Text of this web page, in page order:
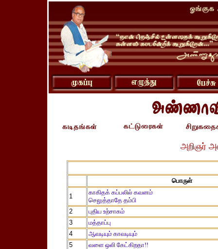
அறிஞர்
பொருள்
1
காகிதக் கப்பலில் கவனம்
செலுத்தாதே தம்பி
2
புதிய உற்சாகம்
3
மத்தாப்பு
4
ஆவடியும் காவடியும்
5
வளை ஒலி கேட்கிறதா!!